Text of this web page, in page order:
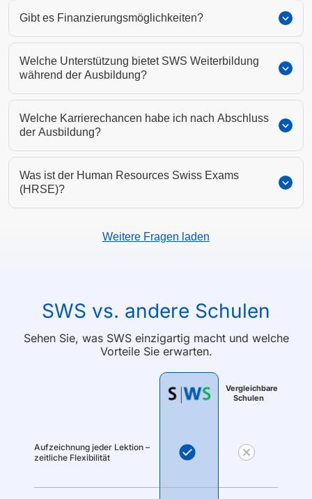
Gibt es Finanzierungsmöglichkeiten?
Welche Unterstützung bietet SWS Weiterbildung
während der Ausbildung?
Welche Karrierechancen habe ich nach Abschluss
der Ausbildung?
Was ist der Human Resources Swiss Exams
(HRSE)?
Weitere Fragen laden
SWS vs. andere Schulen
Sehen Sie, was SWS einzigartig macht und welche
Vorteile Sie erwarten.
Aufzeichnung jeder Lektion –
zeitliche Flexibilität
Vergleichbare
Schulen